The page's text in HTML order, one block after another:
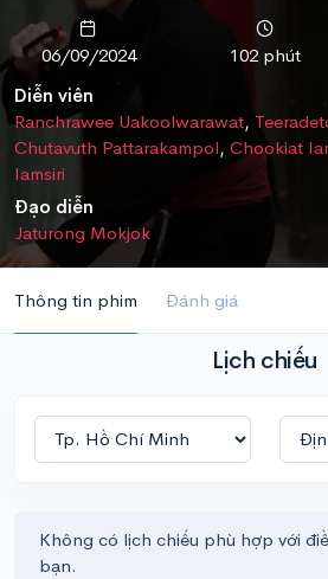
06/09/2024 102 phút
Diễn viên
Ranchrawee Uakoolwarawat,
Chutavuth Pattarakampol, Chookiat
Iamsiri
Đạo diễn
Jaturong Mokjok
Thông tin phim Đánh giá
Lịch chiếu
Không có lịch chiếu phù hợp với
bạn.